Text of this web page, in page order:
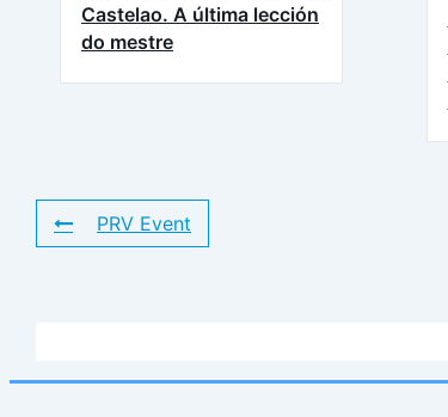
Castelao. A última lección
do mestre
PRV Event